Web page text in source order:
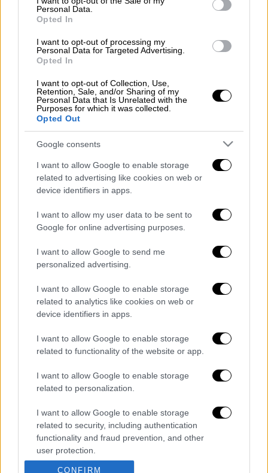
Personal Data.
Opted In
I want to opt-out of processing my
Personal Data for Targeted Advertising.
Opted In
I want to opt-out of Collection, Use,
Retention, Sale, and/or Sharing of my
Personal Data that Is Unrelated with the
Purposes for which it was collected.
Opted Out
Google consents
I want to allow Google to enable storage
related to advertising like cookies on web or
device identifiers in apps.
I want to allow my user data to be sent to
Google for online advertising purposes.
I want to allow Google to send me
personalized advertising.
I want to allow Google to enable storage
related to analytics like cookies on web or
device identifiers in apps.
I want to allow Google to enable storage
related to functionality of the website or app.
I want to allow Google to enable storage
related to personalization.
I want to allow Google to enable storage
related to security, including authentication
functionality and fraud prevention, and other
user protection.
CONFIRM
αγοράκιανασύρθηκεαπό τους γονείς του.
ηλικίας 17 ετών από το Παραλίμνι έδωσε τις
πρώτες βοήθειες
Δείτε όλες τις εξελίξεις για τις εκλογές
στην Τουρκία, στο liveblog του ethnos.gr
ΟΛΕΣ ΟΙ ΕΙΔΗΣΕΙΣ:
Τα πρώτα αποτελέσματα στις τουρκικές
εκλογές: Λεπτό προς λεπτό όλες οι
εξελίξεις
προσπάθεια νοθείας και μία σειρά από
ημέρα
Τροχαίο στην Αττική Οδό: Νεκρός ο
οδηγός της μοτοσικλέτας που
συγκρούστηκε με αυτοκίνητο
Eurovision 2023: Σάλος στο Twitter για
τη βαθμολογία και το «4» της ελληνικής
επιτροπής στην Κύπρο
δόση του Ταμείου Ανακαμψης - Ερχονται
1,7 δισ. για επιδοτήσεις
Διαβάστε ακόμη
Δημιούργησαν με AI νέους ιούς μέσα σε
λίγες ώρες - Γιατί προβληματίζονται οι
επιστήμονες